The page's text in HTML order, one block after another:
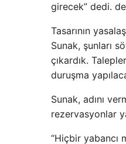
girecek” dedi.
Tasarının
Sunak, şunları
çıkardık.
duruşma
Sunak, adını
rezervasyonlar
“Hiçbir yabancı